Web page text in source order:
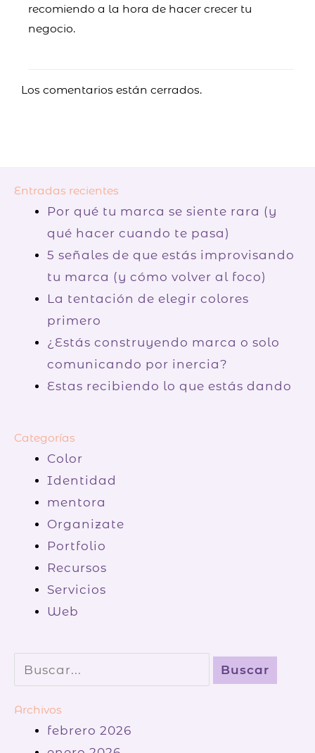
recomiendo a la hora de hacer crecer tu
negocio.
Los comentarios están cerrados.
Entradas recientes
Por qué tu marca se siente rara (y
qué hacer cuando te pasa)
5 señales de que estás improvisando
tu marca (y cómo volver al foco)
La tentación de elegir colores
primero
¿Estás construyendo marca o solo
comunicando por inercia?
Estas recibiendo lo que estás dando
Categorías
Color
Identidad
mentora
Organizate
Portfolio
Recursos
Servicios
Web
Buscar
por:
Archivos
febrero 2026